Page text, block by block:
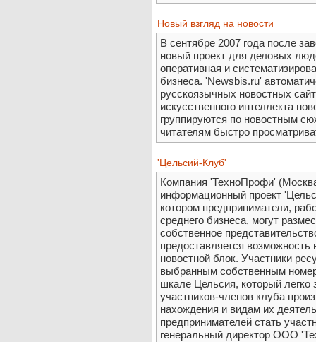
Новый взгляд на новости
В сентябре 2007 года после
новый проект для деловых
оперативная и
бизнеса. 'Newsbis.ru'
русскоязычных новостных
искусственного интеллекта
группируются по новостным
читателям быстро
'Цельсий-Клуб'
Компания 'ТехноПрофи'
информационный проект
котором предприниматели,
среднего бизнеса, могут
собственное
предоставляется
новостной блок. Участники
выбранным собственным
шкале Цельсия, который легко
участников-членов клуба
нахождения и видам их
предпринимателей стать
генеральный директор ООО